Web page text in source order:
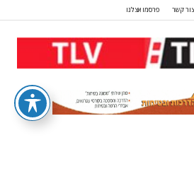
צור קשר פרסמו אצלנו